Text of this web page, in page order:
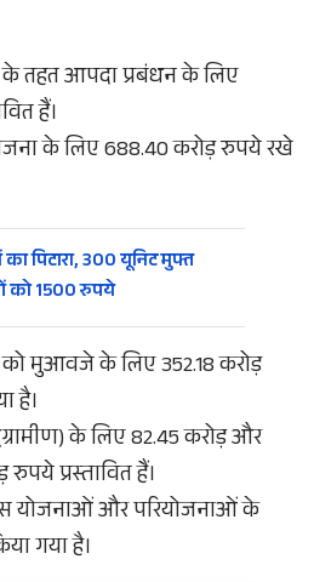
के तहत आपदा प्रबंधन के लिए
हैं।
के लिए 688.40 करोड़ रुपये रखे
का पिटारा, 300 यूनिट मुफ्त
को 1500 रुपये
को मुआवजे के लिए 352.18 करोड़
है।
के लिए 82.45 करोड़ और
प्रस्तावित हैं।
योजनाओं और परियोजनाओं के
गया है।